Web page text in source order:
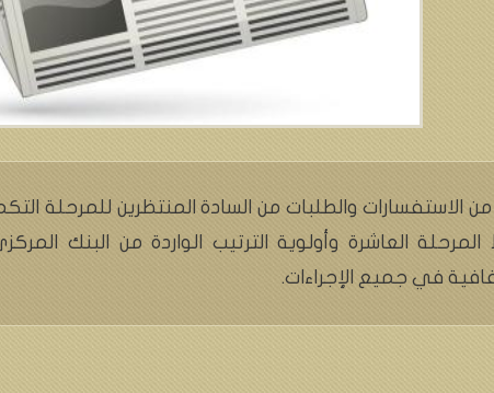
الاستفسارات والطلبات من السادة المنتظرين للمرحلة
المرحلة العاشرة وأولوية الترتيب الواردة من البنك
في جميع الإجراءات.